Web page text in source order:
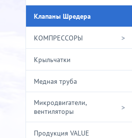
Клапаны Шредера
КОМПРЕССОРЫ >
Крыльчатки
Медная труба
Микродвигатели,
вентиляторы
>
Продукция VALUE